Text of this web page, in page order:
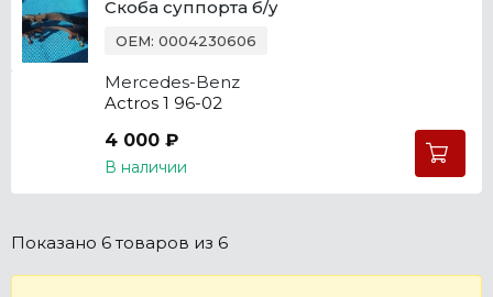
Скоба суппорта б/у
OEM: 0004230606
Mercedes-Benz
Actros 1 96-02
4 000 ₽
В наличии
Показано 6 товаров из 6